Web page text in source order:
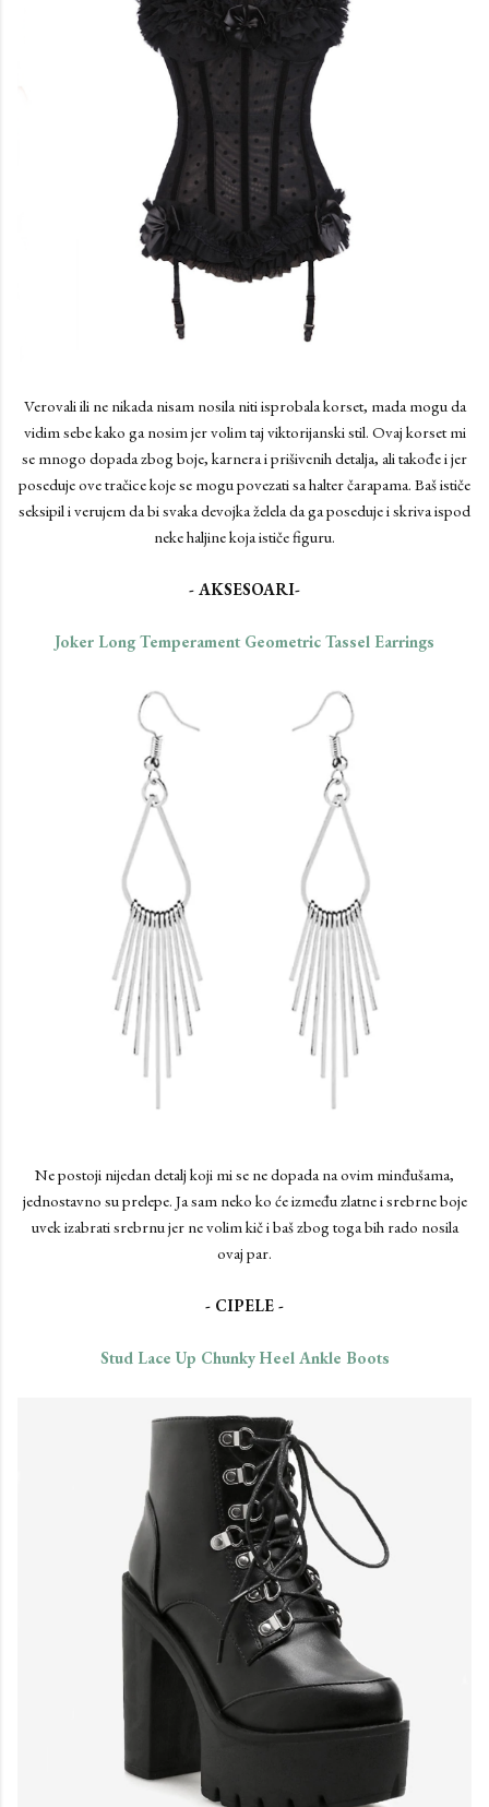
Verovali ili ne nikada nisam nosila niti isprobala korset, mada mogu da
vidim sebe kako ga nosim jer volim taj viktorijanski stil. Ovaj korset mi
se mnogo dopada zbog boje, karnera i prišivenih detalja, ali takođe i jer
poseduje ove tračice koje se mogu povezati sa halter čarapama. Baš ističe
seksipil i verujem da bi svaka devojka želela da ga poseduje i skriva ispod
neke haljine koja ističe figuru.
- AKSESOARI-
Joker Long Temperament Geometric Tassel Earrings
Ne postoji nijedan detalj koji mi se ne dopada na ovim minđušama,
jednostavno su prelepe. Ja sam neko ko će između zlatne i srebrne boje
uvek izabrati srebrnu jer ne volim kič i baš zbog toga bih rado nosila
ovaj par.
- CIPELE -
Stud Lace Up Chunky Heel Ankle Boots